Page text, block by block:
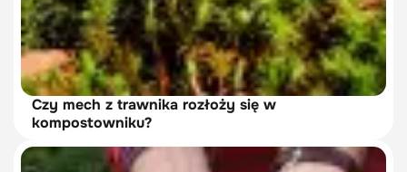
Czy mech z trawnika rozłoży się w
kompostowniku?